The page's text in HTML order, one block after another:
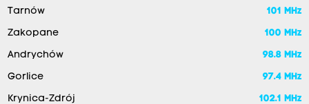
Tarnów 101 MHz
Zakopane 100 MHz
Andrychów 98.8 MHz
Gorlice 97.4 MHz
Krynica-Zdrój 102.1 MHz